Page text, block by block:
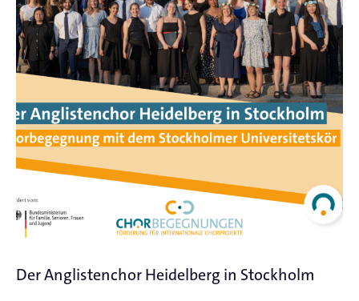
Der Anglistenchor Heidelberg in Stockholm